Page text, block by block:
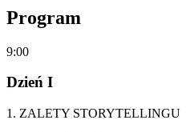
Program
9:00
Dzień I
1. ZALETY STORYTELLINGU